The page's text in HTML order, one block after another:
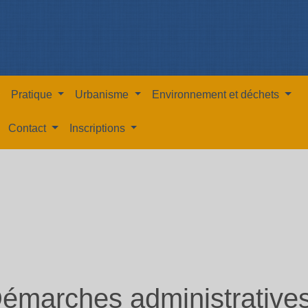
Pratique Urbanisme Environnement et déchets
Contact Inscriptions